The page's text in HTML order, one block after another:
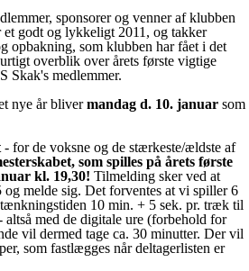
sponsorer og venner af klubben
et godt og lykkeligt 2011, og takker
opbakning, som klubben har fået i det
overblik over årets første vigtige
Skak's medlemmer.
nye år blivermandag d. 10. januar som
- for de voksne og de stærkeste/ældste af
som spilles på årets første
kl. 19,30! Tilmelding sker ved at
melde sig. Det forventes at vi spiller 6
10 min. + 5 sek. pr. træk til
med de digitale ure (forbehold for
vil dermed tage ca. 30 minutter. Der vil
som fastlægges når deltagerlisten er